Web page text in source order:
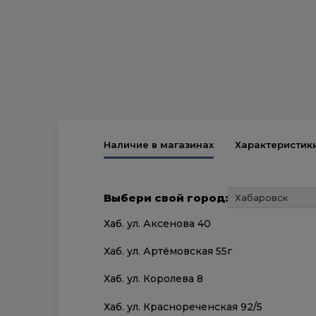
Наличие в магазинах
Выбери свой город:
Хаб. ул. Аксенова 40
Хаб. ул. Артёмовская 55г
Хаб. ул. Королева 8
Хаб. ул. Краснореченская 92/5